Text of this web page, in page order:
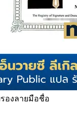
องลายมือชื่อ